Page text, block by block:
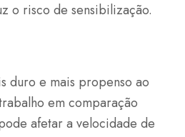
o risco de sensibilização.
duro e mais propenso ao
em comparação
afetar a velocidade de